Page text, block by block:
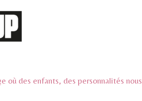
où des enfants, des personnalités nous